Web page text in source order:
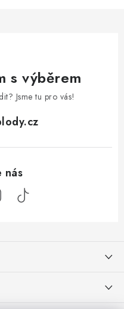
s výběrem
Jsme tu pro vás!